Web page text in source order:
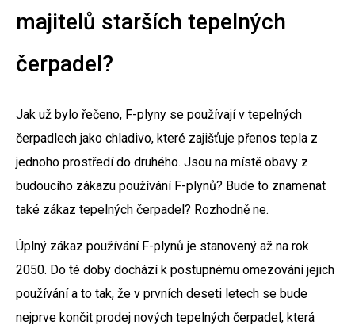
majitelů starších tepelných
čerpadel?
Jak už bylo řečeno, F-plyny se používají v tepelných
čerpadlech jako chladivo, které zajišťuje přenos tepla z
jednoho prostředí do druhého. Jsou na místě obavy z
budoucího zákazu používání F-plynů? Bude to znamenat
také zákaz tepelných čerpadel? Rozhodně ne.
Úplný zákaz používání F-plynů je stanovený až na rok
2050. Do té doby dochází k postupnému omezování jejich
používání a to tak, že v prvních deseti letech se bude
nejprve končit prodej nových tepelných čerpadel, která